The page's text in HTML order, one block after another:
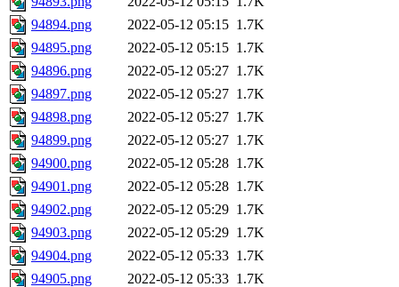
94894.png
2022-05-12 05:15 1.7K
94895.png
2022-05-12 05:15 1.7K
94896.png
2022-05-12 05:27 1.7K
94897.png
2022-05-12 05:27 1.7K
94898.png
2022-05-12 05:27 1.7K
94899.png
2022-05-12 05:27 1.7K
94900.png
2022-05-12 05:28 1.7K
94901.png
2022-05-12 05:28 1.7K
94902.png
2022-05-12 05:29 1.7K
94903.png
2022-05-12 05:29 1.7K
94904.png
2022-05-12 05:33 1.7K
94905.png
2022-05-12 05:33 1.7K